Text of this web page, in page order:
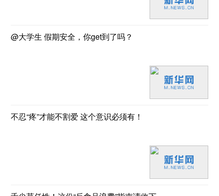
@大学生 假期安全，你get到了吗？
不忍“疼”才能不割爱 这个意识必须有！